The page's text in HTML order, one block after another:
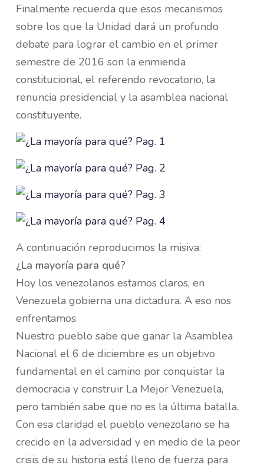
Finalmente recuerda que esos mecanismos
sobre los que la Unidad dará un profundo
debate para lograr el cambio en el primer
semestre de 2016 son la enmienda
constitucional, el referendo revocatorio, la
renuncia presidencial y la asamblea nacional
constituyente.
A continuación reproducimos la misiva:
¿La mayoría para qué?
Hoy los venezolanos estamos claros, en
Venezuela gobierna una dictadura. A eso nos
enfrentamos.
Nuestro pueblo sabe que ganar la Asamblea
Nacional el 6 de diciembre es un objetivo
fundamental en el camino por conquistar la
democracia y construir La Mejor Venezuela,
pero también sabe que no es la última batalla.
Con esa claridad el pueblo venezolano se ha
crecido en la adversidad y en medio de la peor
crisis de su historia está lleno de fuerza para